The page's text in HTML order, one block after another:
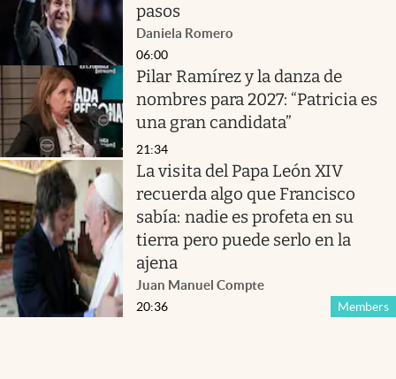
pasos
Daniela Romero
06:00
Pilar Ramírez y la danza de
nombres para 2027: “Patricia es
una gran candidata”
21:34
La visita del Papa León XIV
recuerda algo que Francisco
sabía: nadie es profeta en su
tierra pero puede serlo en la
ajena
Juan Manuel Compte
Members
20:36